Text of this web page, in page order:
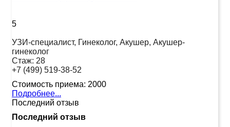
5
УЗИ-специалист, Гинеколог, Акушер, Акушер-
гинеколог
Стаж: 28
+7 (499) 519-38-52
Стоимость приема: 2000
Подробнее...
Последний отзыв
Последний отзыв